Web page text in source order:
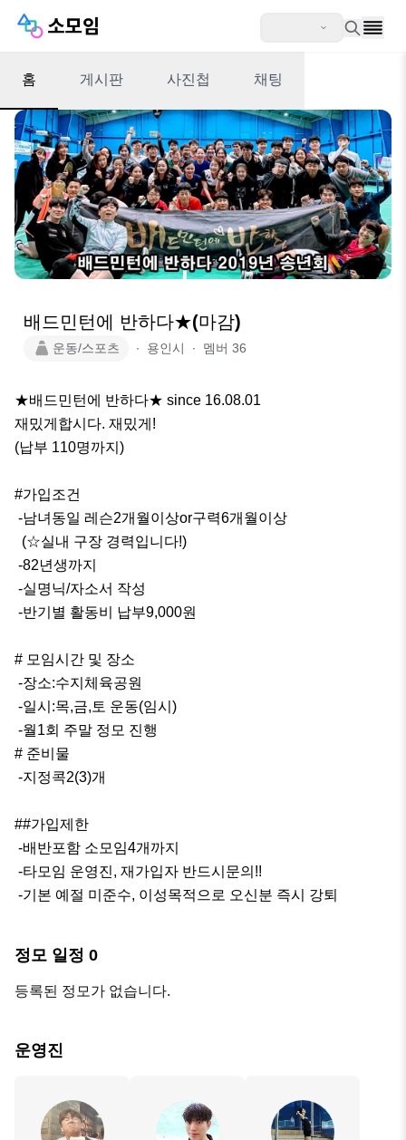
홈 게시판 사진첩 채팅
배드민턴에 반하다★(마감)
운동/스포츠 ∙ 용인시 ∙ 멤버 36
★배드민턴에 반하다★ since 16.08.01
재밌게합시다. 재밌게!
(납부 110명까지)
#가입조건
# 모임시간 및 장소
-일시:목,금,토 운동(임시)
-월1회 주말 정모 진행
# 준비물
-지정콕2(3)개
##가입제한
-배반포함 소모임4개까지
-타모임 운영진, 재가입자 반드시문의!!
-기본 예절 미준수, 이성목적으로 오신분 즉시 강퇴
정모 일정 0
등록된 정모가 없습니다.
운영진